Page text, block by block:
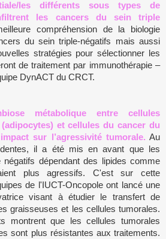
les différents sous types de
les cancers du sein triple
compréhension de la biologie
du sein triple-négatifs mais aussi
stratégies pour sélectionner les
de traitement par immunothérapie –
DynACT du CRCT.
métabolique entre cellules
et cellules du cancer du
sur l’agressivité tumorale. Au
il a été mis en avant que les
dépendant des lipides comme
plus agressifs. C'est sur cette
de l'IUCT-Oncopole ont lancé une
visant à étudier le transfert de
graisseuses et les cellules tumorales.
montrent que les cellules tumorales
sont plus résistantes aux traitements.